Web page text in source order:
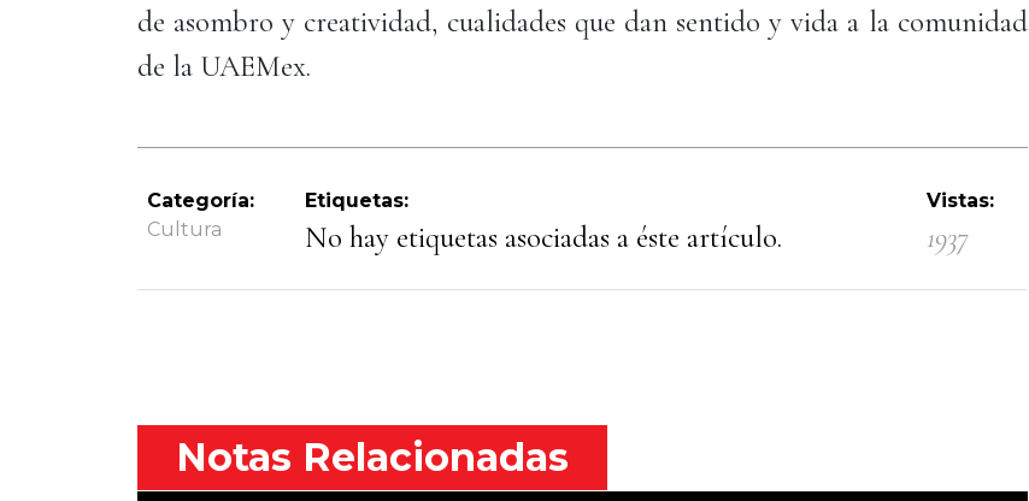
de asombro y creatividad, cualidades que dan sentido y vida a la comunidad
de la UAEMex.
Categoría:
Cultura
Etiquetas:
No hay etiquetas asociadas a éste artículo.
Vistas:
1937
Notas Relacionadas